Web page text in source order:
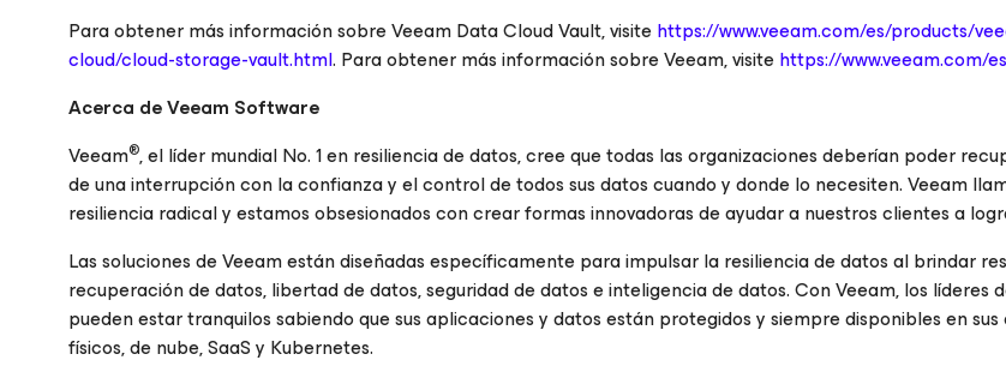
Para obtener más información sobre Veeam Data Cloud Vault, visite https://www.veeam.com/es/products/
cloud/cloud-storage-vault.html. Para obtener más información sobre Veeam, visite https://www.veeam.com/es
Acerca de Veeam Software
Veeam®, el líder mundial No. 1 en resiliencia de datos, cree que todas las organizaciones deberían poder
de una interrupción con la confianza y el control de todos sus datos cuando y donde lo necesiten. Veeam
resiliencia radical y estamos obsesionados con crear formas innovadoras de ayudar a nuestros clientes a
Las soluciones de Veeam están diseñadas específicamente para impulsar la resiliencia de datos al brindar
recuperación de datos, libertad de datos, seguridad de datos e inteligencia de datos. Con Veeam, los líderes
pueden estar tranquilos sabiendo que sus aplicaciones y datos están protegidos y siempre disponibles en
físicos, de nube, SaaS y Kubernetes.